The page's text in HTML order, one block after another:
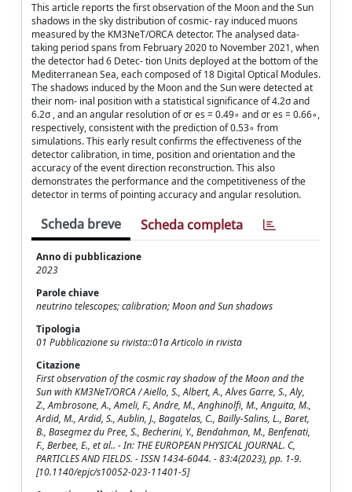
This article reports the first observation of the Moon and the Sun
shadows in the sky distribution of cosmic- ray induced muons
measured by the KM3NeT/ORCA detector. The analysed data-
taking period spans from February 2020 to November 2021, when
the detector had 6 Detec- tion Units deployed at the bottom of the
Mediterranean Sea, each composed of 18 Digital Optical Modules.
The shadows induced by the Moon and the Sun were detected at
their nom- inal position with a statistical significance of 4.2σ and
6.2σ , and an angular resolution of σr es = 0.49◦ and σr es = 0.66◦,
respectively, consistent with the prediction of 0.53◦ from
simulations. This early result confirms the effectiveness of the
detector calibration, in time, position and orientation and the
accuracy of the event direction reconstruction. This also
demonstrates the performance and the competitiveness of the
detector in terms of pointing accuracy and angular resolution.
Scheda breve Scheda completa
Anno di pubblicazione
2023
Parole chiave
neutrino telescopes; calibration; Moon and Sun shadows
Tipologia
01 Pubblicazione su rivista::01a Articolo in rivista
Citazione
First observation of the cosmic ray shadow of the Moon and the
Sun with KM3NeT/ORCA / Aiello, S., Albert, A., Alves Garre, S., Aly,
Z., Ambrosone, A., Ameli, F., Andre, M., Anghinolfi, M., Anguita, M.,
Ardid, M., Ardid, S., Aublin, J., Bagatelas, C., Bailly-Salins, L., Baret,
B., Basegmez du Pree, S., Becherini, Y., Bendahman, M., Benfenati,
F., Berbee, E., et al.. - In: THE EUROPEAN PHYSICAL JOURNAL. C,
PARTICLES AND FIELDS. - ISSN 1434-6044. - 83:4(2023), pp. 1-9.
[10.1140/epjc/s10052-023-11401-5]